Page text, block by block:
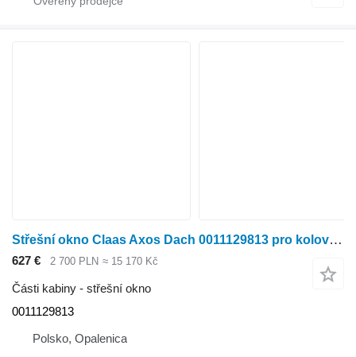
Střešní okno Claas Axos Dach 0011129813 pro kolového traktoru Claas Axos
627 € 2 700 PLN ≈ 15 170 Kč
Části kabiny - střešní okno
0011129813
Polsko, Opalenica